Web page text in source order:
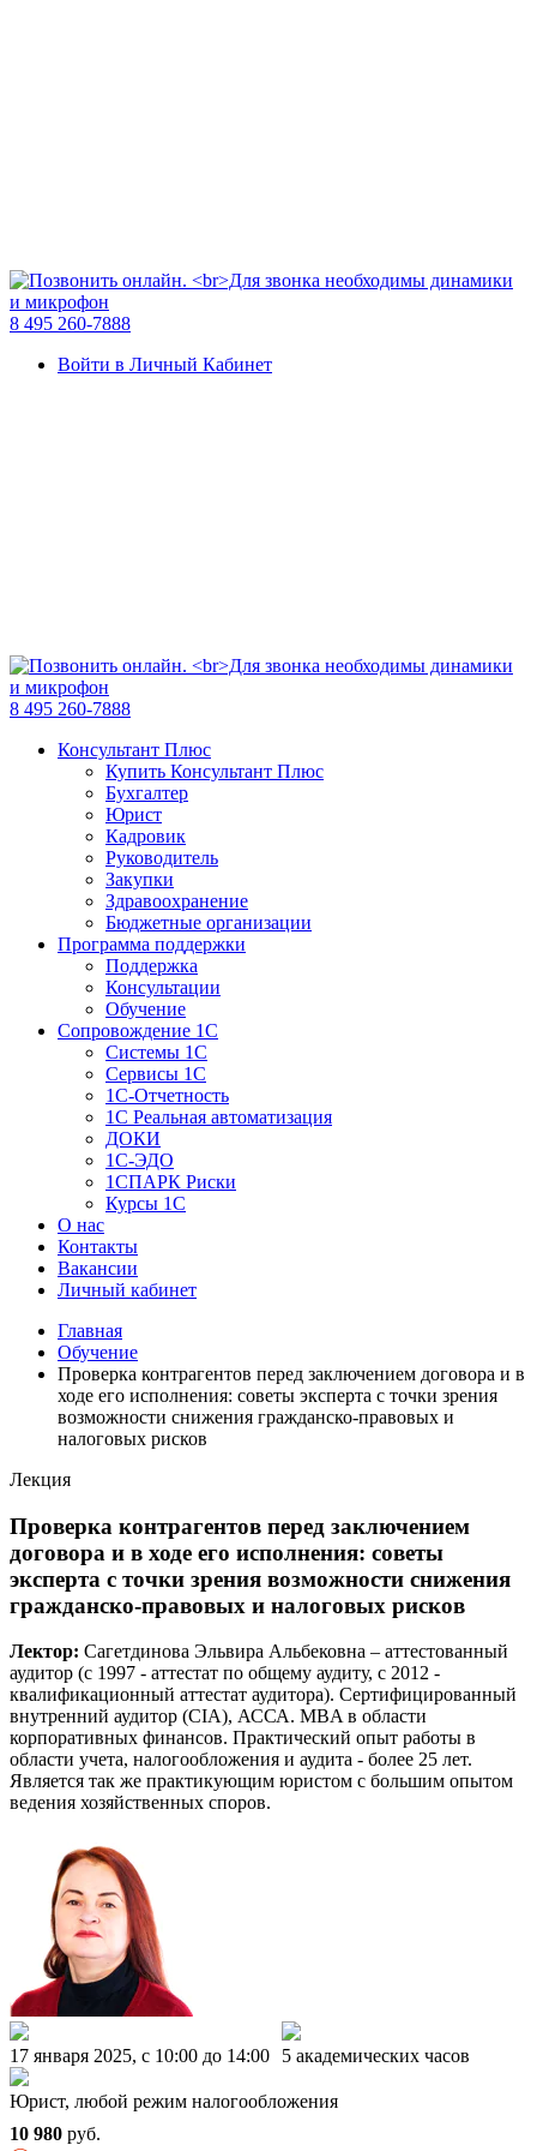
8 495 260-7888
Войти в Личный Кабинет
8 495 260-7888
Консультант Плюс
Купить Консультант Плюс
Бухгалтер
Юрист
Кадровик
Руководитель
Закупки
Здравоохранение
Бюджетные организации
Программа поддержки
Поддержка
Консультации
Обучение
Сопровождение 1С
Системы 1С
Сервисы 1С
1C-Отчетность
1С Реальная автоматизация
ДОКИ
1C-ЭДО
1СПАРК Риски
Курсы 1С
О нас
Контакты
Вакансии
Личный кабинет
Главная
Обучение
Проверка контрагентов перед заключением договора и в
ходе его исполнения: советы эксперта с точки зрения
возможности снижения гражданско-правовых и
налоговых рисков
Лекция
Проверка контрагентов перед заключением
договора и в ходе его исполнения: советы
эксперта с точки зрения возможности снижения
гражданско-правовых и налоговых рисков
Лектор: Сагетдинова Эльвира Альбековна – аттестованный
аудитор (c 1997 - аттестат по общему аудиту, c 2012 -
квалификационный аттестат аудитора). Сертифицированный
внутренний аудитор (CIA), АССА. MBA в области
корпоративных финансов. Практический опыт работы в
области учета, налогообложения и аудита - более 25 лет.
Является так же практикующим юристом с большим опытом
ведения хозяйственных споров.
17 января 2025, c 10:00 до 14:00 5 академических часов
Юрист, любой режим налогообложения
10 980 руб.